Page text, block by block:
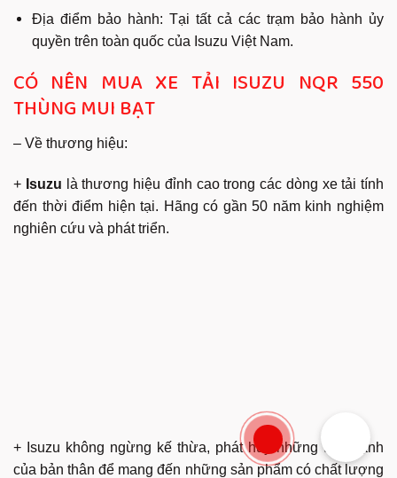
Địa điểm bảo hành: Tại tất cả các trạm bảo hành ủy
quyền trên toàn quốc của Isuzu Việt Nam.
CÓ NÊN MUA XE TẢI ISUZU NQR 550
THÙNG MUI BẠT
– Về thương hiệu:
+ Isuzu là thương hiệu đỉnh cao trong các dòng xe tải tính
đến thời điểm hiện tại. Hãng có gần 50 năm kinh nghiệm
nghiên cứu và phát triển.
+ Isuzu không ngừng kế thừa, phát huy những thế mạnh
của bản thân để mang đến những sản phẩm có chất lượng